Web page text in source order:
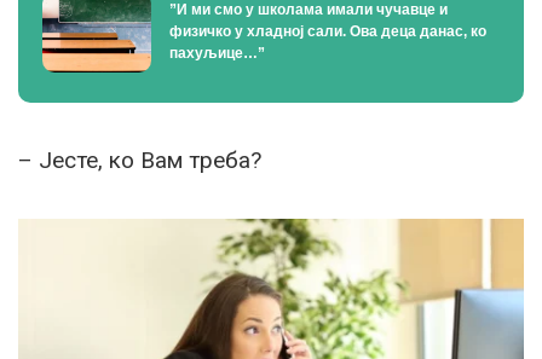
”И ми смо у школама имали чучавце и
физичко у хладној сали. Ова деца данас, ко
пахуљице…”
– Јесте, ко Вам треба?